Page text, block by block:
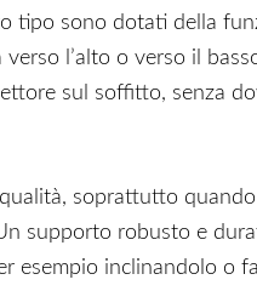
tipo sono dotati della
l’alto o verso il
sul soffitto, senza
soprattutto
supporto robusto e
esempio inclinandolo o